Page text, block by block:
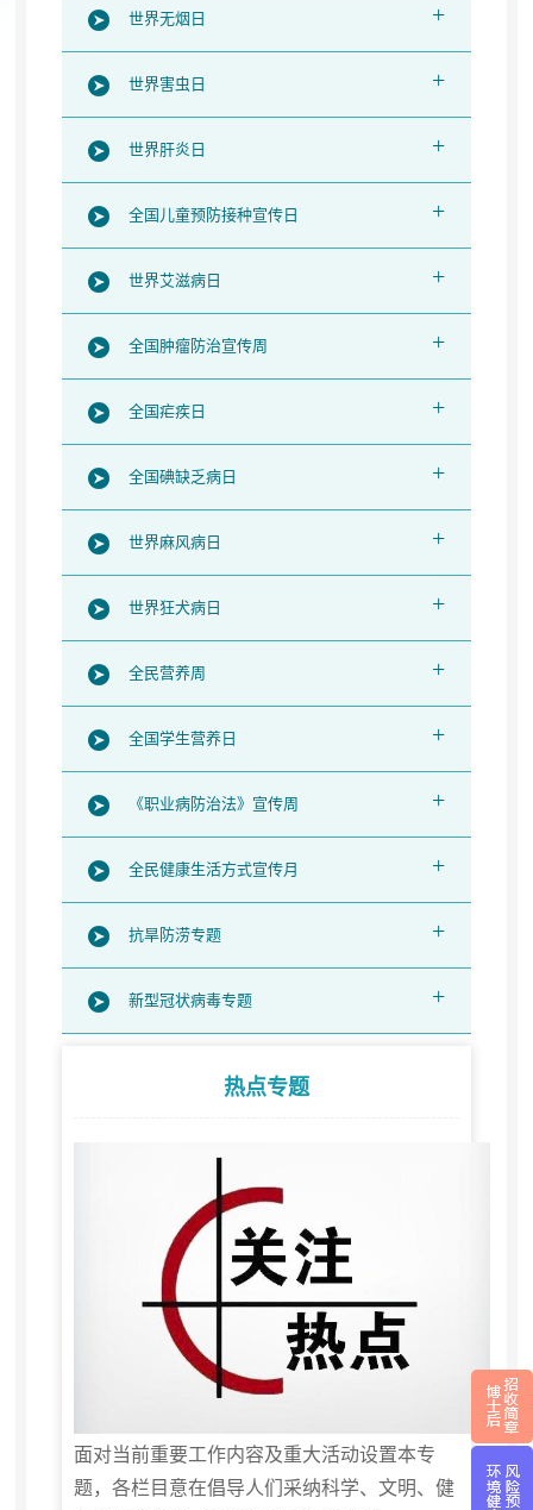
世界无烟日 +
世界害虫日 +
世界肝炎日 +
全国儿童预防接种宣传日 +
世界艾滋病日 +
全国肿瘤防治宣传周 +
全国疟疾日 +
全国碘缺乏病日 +
世界麻风病日 +
世界狂犬病日 +
全民营养周 +
全国学生营养日 +
《职业病防治法》宣传周 +
全民健康生活方式宣传月 +
抗旱防涝专题 +
新型冠状病毒专题 +
热点专题
面对当前重要工作内容及重大活动设置本专
题 ， 各栏目意在倡导人们采纳科学、文明、健